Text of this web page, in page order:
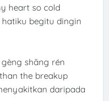
heart so cold
begitu dingin
shāng rén
the breakup
daripada